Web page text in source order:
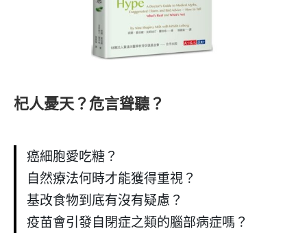
杞人憂天？危言聳聽？
癌細胞愛吃糖？
自然療法何時才能獲得重視？
基改食物到底有沒有疑慮？
疫苗會引發自閉症之類的腦部病症嗎？